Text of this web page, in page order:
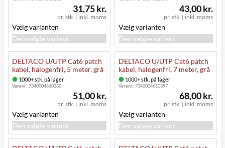
pr. stk. | inkl. moms
31,75 kr.
Vælg varianten
Den valgte variant
pr. stk. | inkl. moms
43,00 kr.
Vælg varianten
Den valgte variant
DELTACO U/UTP Cat6 patch
kabel, halogenfri, 5 meter, grå
1000+ stk. på lager
Varenr.:7340004610380
pr. stk. | inkl. moms
51,00 kr.
Vælg varianten
Den valgte variant
DELTACO U/UTP Cat6 patch
kabel, halogenfri, 7 meter, grå
1000+ stk. på lager
Varenr.:7340004610397
pr. stk. | inkl. moms
68,00 kr.
Vælg varianten
Den valgte variant